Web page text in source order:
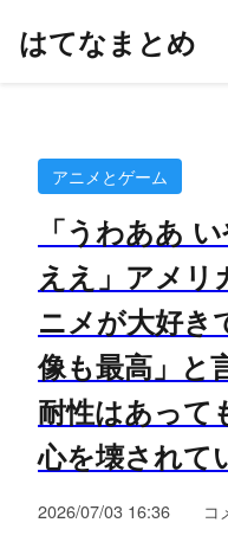
はてなまとめ
アニメとゲーム
「うわああ
ええ」アメリ
ニメが大好き
像も最高」と
耐性はあって
心を壊されて
2026/07/03 16:36 コ